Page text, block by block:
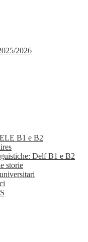
2026
B1 e B2
Delf B1 e B2
storie